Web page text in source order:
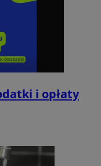
i opłaty